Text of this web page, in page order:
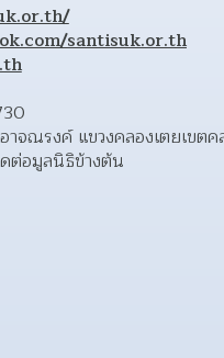
santisuk.or.th
ณรงค์ แขวงคลองเตยเขตค
ต่อมูลนิธิข้างต้น